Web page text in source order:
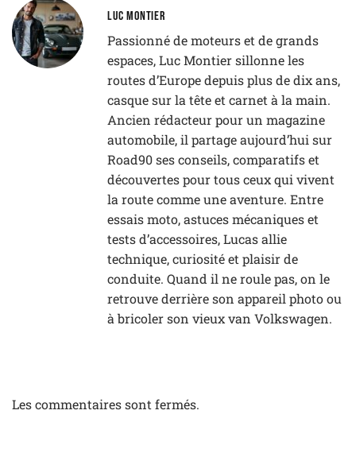
LUC MONTIER
Passionné de moteurs et de grands
espaces, Luc Montier sillonne les
routes d’Europe depuis plus de dix ans,
casque sur la tête et carnet à la main.
Ancien rédacteur pour un magazine
automobile, il partage aujourd’hui sur
Road90 ses conseils, comparatifs et
découvertes pour tous ceux qui vivent
la route comme une aventure. Entre
essais moto, astuces mécaniques et
tests d’accessoires, Lucas allie
technique, curiosité et plaisir de
conduite. Quand il ne roule pas, on le
retrouve derrière son appareil photo ou
à bricoler son vieux van Volkswagen.
Les commentaires sont fermés.